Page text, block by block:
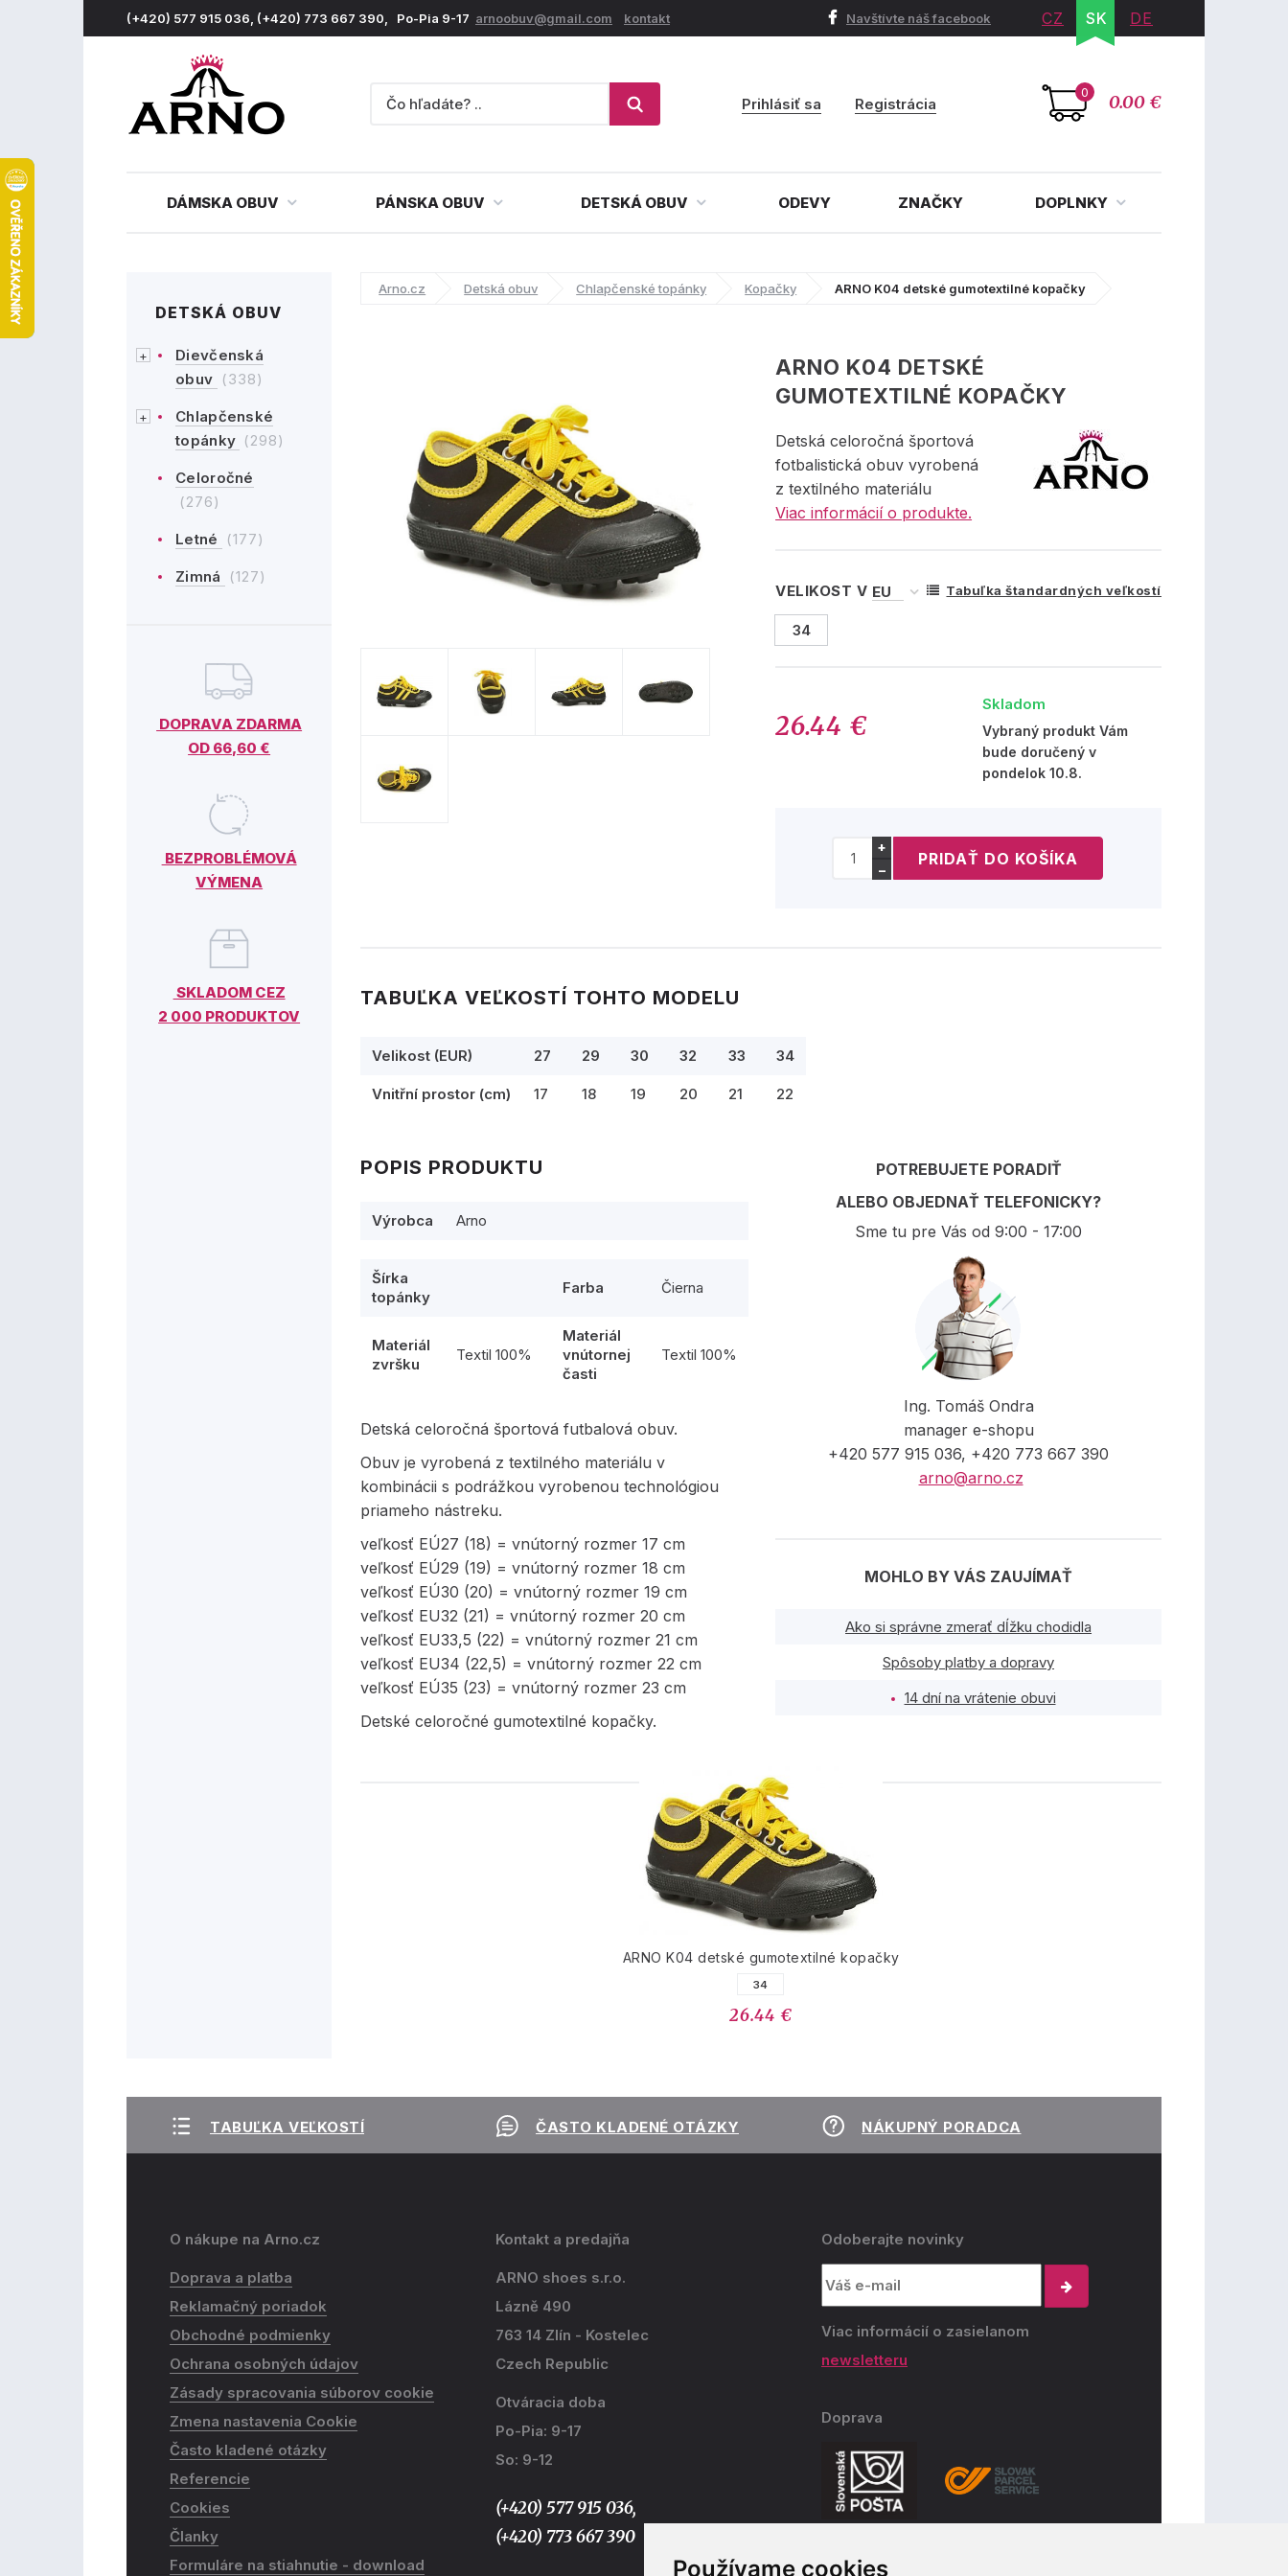
Používame cookies
(+420) 577 915 036, (+420) 773 667 390, Po-Pia 9-17 arnoobuv@gmail.com kontakt Navštívte náš facebook CZ SK DE
0 0.00 €
Prihlásiť sa Registrácia
DÁMSKA OBUV PÁNSKA OBUV DETSKÁ OBUV ODEVY ZNAČKY DOPLNKY
DETSKÁ OBUV
Dievčenská
obuv (338)
Chlapčenské
topánky (298)
Celoročné
(276)
Letné (177)
Zimná (127)
DOPRAVA ZDARMA
OD 66,60 €
BEZPROBLÉMOVÁ
VÝMENA
SKLADOM CEZ
2 000 PRODUKTOV
Arno.cz Detská obuv Chlapčenské topánky Kopačky ARNO K04 detské gumotextilné kopačky
ARNO K04 DETSKÉ
GUMOTEXTILNÉ KOPAČKY
Detská celoročná športová
fotbalistická obuv vyrobená
z textilného materiálu
Viac informácií o produkte.
VELIKOST V Tabuľka štandardných veľkostí
34
26.44 €
Skladom
Vybraný produkt Vám
bude doručený v
pondelok 10.8.
+
−
TABUĽKA VEĽKOSTÍ TOHTO MODELU
Velikost (EUR) 27 29 30 32 33 34
Vnitřní prostor (cm) 17 18 19 20 21 22
POPIS PRODUKTU
Výrobca Arno
Šírka
topánky
Farba Čierna
Materiál
zvršku
Textil 100%
Materiál
vnútornej
časti
Textil 100%
Detská celoročná športová futbalová obuv.
Obuv je vyrobená z textilného materiálu v
kombinácii s podrážkou vyrobenou technológiou
priameho nástreku.
veľkosť EÚ27 (18) = vnútorný rozmer 17 cm
veľkosť EÚ29 (19) = vnútorný rozmer 18 cm
veľkosť EÚ30 (20) = vnútorný rozmer 19 cm
veľkosť EU32 (21) = vnútorný rozmer 20 cm
veľkosť EU33,5 (22) = vnútorný rozmer 21 cm
veľkosť EU34 (22,5) = vnútorný rozmer 22 cm
veľkosť EÚ35 (23) = vnútorný rozmer 23 cm
Detské celoročné gumotextilné kopačky.
POTREBUJETE PORADIŤ
ALEBO OBJEDNAŤ TELEFONICKY?
Sme tu pre Vás od 9:00 - 17:00
Ing. Tomáš Ondra
manager e-shopu
+420 577 915 036, +420 773 667 390
arno@arno.cz
MOHLO BY VÁS ZAUJÍMAŤ
Ako si správne zmerať dĺžku chodidla
Spôsoby platby a dopravy
14 dní na vrátenie obuvi
PODOBNÉ PRODUKTY
ARNO K04 detské gumotextilné kopačky
34
26.44 €
TABUĽKA VEĽKOSTÍ ČASTO KLADENÉ OTÁZKY NÁKUPNÝ PORADCA
O nákupe na Arno.cz
Doprava a platba
Reklamačný poriadok
Obchodné podmienky
Ochrana osobných údajov
Zásady spracovania súborov cookie
Zmena nastavenia Cookie
Často kladené otázky
Referencie
Cookies
Članky
Formuláre na stiahnutie - download​
Kontakt a predajňa
ARNO shoes s.r.o.
Lázně 490
763 14 Zlín - Kostelec
Czech Republic
Otváracia doba
Po-Pia: 9-17
So: 9-12
(+420) 577 915 036,
(+420) 773 667 390
Odoberajte novinky
Viac informácií o zasielanom
newsletteru
Doprava